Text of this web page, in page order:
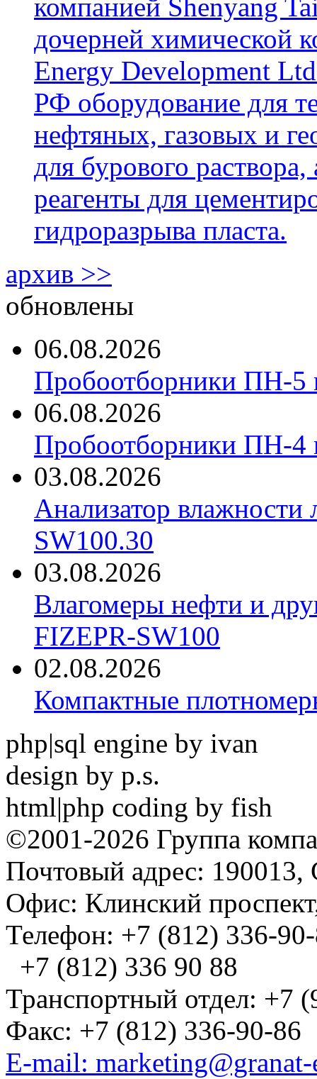
компанией Shenyang
дочерней химической
Energy Development
РФ оборудование для
нефтяных, газовых и
для бурового
реагенты для
гидроразрыва пласта.
архив >>
обновлены
06.08.2026
Пробоотборники ПН-
06.08.2026
Пробоотборники ПН-
03.08.2026
Анализатор
SW100.30
03.08.2026
Влагомеры нефти и
FIZEPR-SW100
02.08.2026
Компактные
php|sql engine by ivan
design by p.s.
html|php coding by fish
©2001-2026 Группа
Почтовый адрес: 190013,
Офис: Клинский
Телефон: +7 (812) 336-
+7 (812) 336 90 88
Транспортный отдел: +7
Факс: +7 (812) 336-90-86
E-mail: